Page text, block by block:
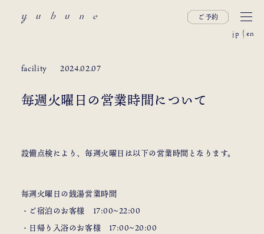
jp en
ご予約
facility 2024.02.07
毎週火曜日の営業時間について
設備点検により、毎週火曜日は以下の営業時間となります。
毎週火曜日の銭湯営業時間
・ご宿泊のお客様 17:00~22:00
・日帰り入浴のお客様 17:00~20:00